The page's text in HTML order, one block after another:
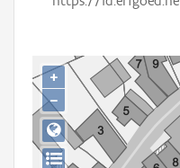
Downloads
Hergebruik
Aanmelden
+
−